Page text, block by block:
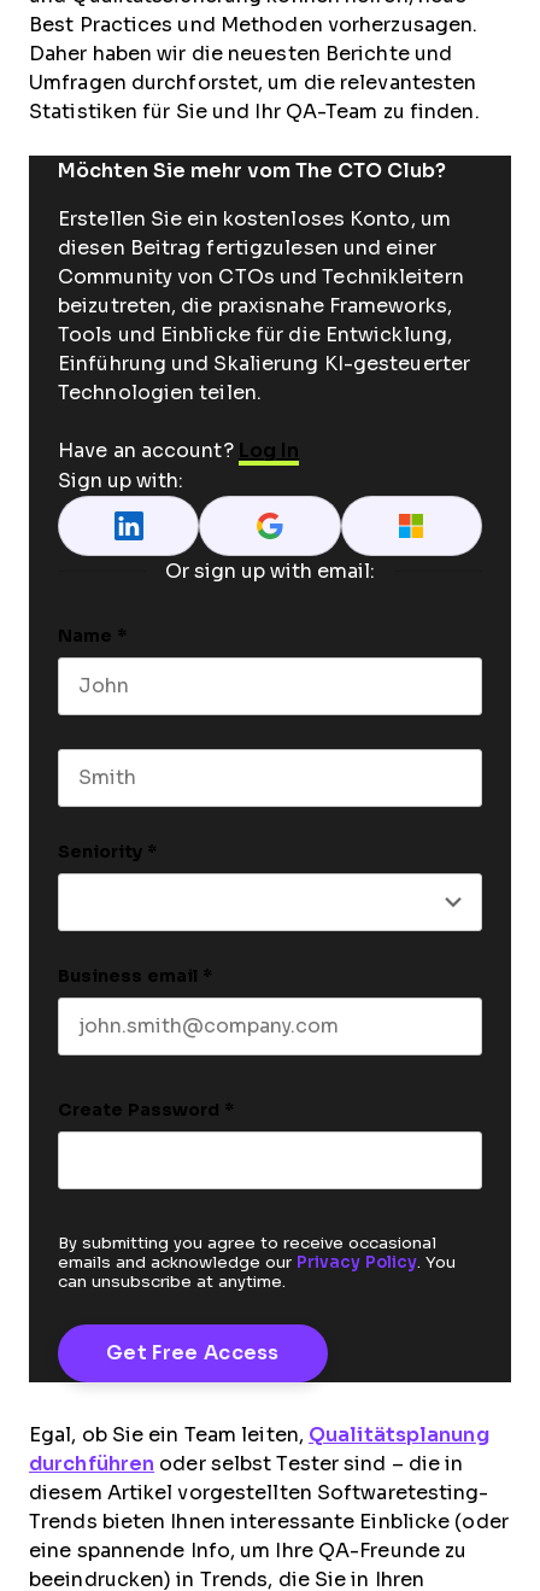
Best Practices und Methoden vorherzusagen.
Daher haben wir die neuesten Berichte und
Umfragen durchforstet, um die relevantesten
Statistiken für Sie und Ihr QA-Team zu finden.
Möchten Sie mehr vom The CTO Club?
Erstellen Sie ein kostenloses Konto, um
diesen Beitrag fertigzulesen und einer
Community von CTOs und Technikleitern
beizutreten, die praxisnahe Frameworks,
Tools und Einblicke für die Entwicklung,
Einführung und Skalierung KI-gesteuerter
Technologien teilen.
Have an account? Log In
Sign up with:
Or sign up with email:
Name *
Seniority *
Business email *
Create Password *
By submitting you agree to receive occasional
emails and acknowledge our Privacy Policy. You
can unsubscribe at anytime.
Egal, ob Sie ein Team leiten, Qualitätsplanung
durchführen oder selbst Tester sind – die in
diesem Artikel vorgestellten Softwaretesting-
Trends bieten Ihnen interessante Einblicke (oder
eine spannende Info, um Ihre QA-Freunde zu
beeindrucken) in Trends, die Sie in Ihren